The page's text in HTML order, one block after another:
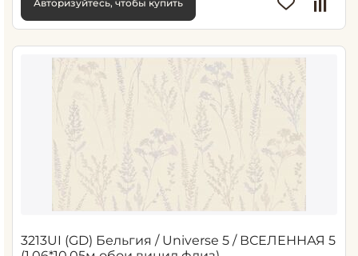
Авторизуйтесь, чтобы купить
3213UI (GD) Бельгия / Universe 5 / ВСЕЛЕННАЯ 5